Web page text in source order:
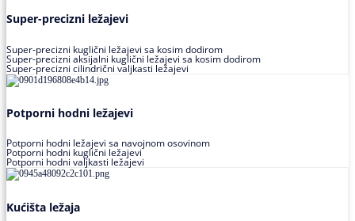
Super-precizni ležajevi
Super-precizni kuglični ležajevi sa kosim dodirom
Super-precizni aksijalni kuglični ležajevi sa kosim dodirom
Super-precizni cilindrični valjkasti ležajevi
Potporni hodni ležajevi
Potporni hodni ležajevi sa navojnom osovinom
Potporni hodni kuglični ležajevi
Potporni hodni valjkasti ležajevi
Kućišta ležaja